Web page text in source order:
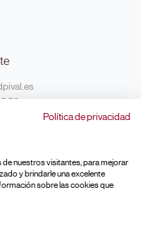
Política de privacidad
de nuestros visitantes, para mejorar
y brindarle una excelente
sobre las cookies que
58
de Sant Joan nº 32,